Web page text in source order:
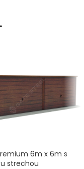
6m x 6m s
strechou